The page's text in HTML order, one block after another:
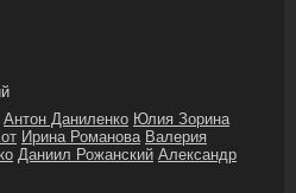
Антон Даниленко Юлия Зорина
Ирина Романова Валерия
Даниил Рожанский Александр